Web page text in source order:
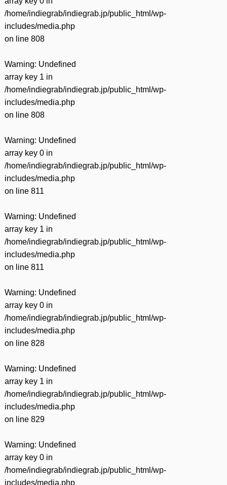
/home/indiegrab/indiegrab.jp/public_html/wp-
includes/media.php
on line 808
Warning: Undefined
array key 1 in
/home/indiegrab/indiegrab.jp/public_html/wp-
includes/media.php
on line 808
Warning: Undefined
array key 0 in
/home/indiegrab/indiegrab.jp/public_html/wp-
includes/media.php
on line 811
Warning: Undefined
array key 1 in
/home/indiegrab/indiegrab.jp/public_html/wp-
includes/media.php
on line 811
Warning: Undefined
array key 0 in
/home/indiegrab/indiegrab.jp/public_html/wp-
includes/media.php
on line 828
Warning: Undefined
array key 1 in
/home/indiegrab/indiegrab.jp/public_html/wp-
includes/media.php
on line 829
Warning: Undefined
array key 0 in
/home/indiegrab/indiegrab.jp/public_html/wp-
includes/media.php